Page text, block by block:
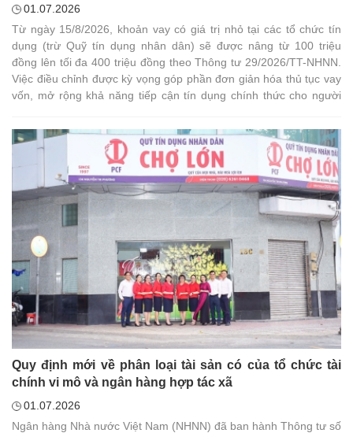
01.07.2026
Từ ngày 15/8/2026, khoản vay có giá trị nhỏ tại các tổ chức tín
dụng (trừ Quỹ tín dụng nhân dân) sẽ được nâng từ 100 triệu
đồng lên tối đa 400 triệu đồng theo Thông tư 29/2026/TT-NHNN.
Việc điều chỉnh được kỳ vọng góp phần đơn giản hóa thủ tục vay
vốn, mở rộng khả năng tiếp cận tín dụng chính thức cho người
địa phát triển tín dụng bán lẻ và cho vay số.
Quy định mới về phân loại tài sản có của tổ chức tài
chính vi mô và ngân hàng hợp tác xã
01.07.2026
Ngân hàng Nhà nước Việt Nam (NHNN) đã ban hành Thông tư số